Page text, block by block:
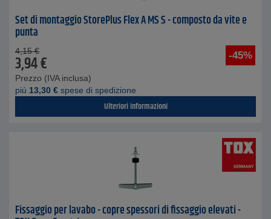
Set di montaggio StorePlus Flex A MS S - composto da vite e
punta
-45%
4,15 €
3,94€
Prezzo (IVA inclusa)
piú 13,30 € spese di spedizione
Ulteriori informazioni
Fissaggio per lavabo - copre spessori di fissaggio elevati -